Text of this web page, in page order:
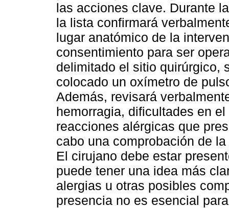
las acciones clave. Durante
la lista confirmará
lugar anatómico de la
consentimiento para ser
delimitado el sitio quirúrgico,
colocado un oxímetro de
Además, revisará
hemorragia, dificultades en
reacciones alérgicas que
cabo una comprobación de
El cirujano debe estar
puede tener una idea más
alergias u otras posibles
presencia no es esencial